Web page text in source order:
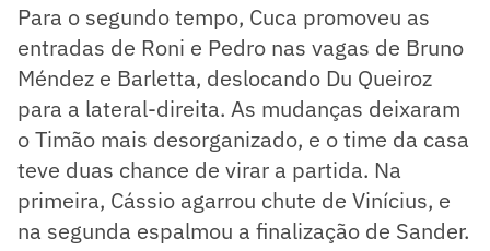
Para o segundo tempo, Cuca promoveu as
entradas de Roni e Pedro nas vagas de Bruno
Méndez e Barletta, deslocando Du Queiroz
para a lateral-direita. As mudanças deixaram
o Timão mais desorganizado, e o time da casa
teve duas chance de virar a partida. Na
primeira, Cássio agarrou chute de Vinícius, e
na segunda espalmou a finalização de Sander.